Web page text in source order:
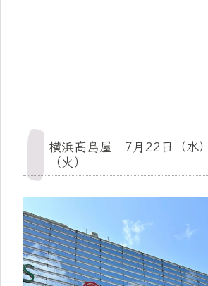
横浜髙島屋 7月22日（水
（火）